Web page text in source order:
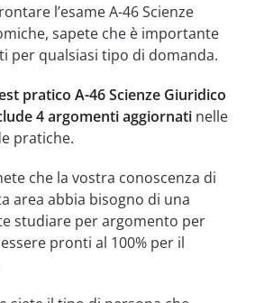
l’esame A-46 Scienze
sapete che è importante
per qualsiasi tipo di domanda.
pratico A-46 Scienze Giuridico
4 argomenti aggiornati nelle
pratiche.
che la vostra conoscenza di
area abbia bisogno di una
studiare per argomento per
pronti al 100% per il